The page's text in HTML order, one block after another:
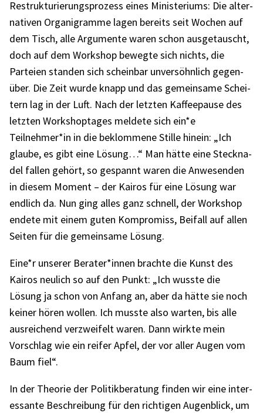
Restruk­tu­rie­rungs­pro­zess eines Minis­te­ri­ums: Die alter­
na­ti­ven Orga­ni­gramme lagen bereits seit Wochen auf
dem Tisch, alle Argu­mente waren schon ausge­tauscht,
doch auf dem Work­shop bewegte sich nichts, die
Parteien stan­den sich schein­bar unver­söhn­lich gegen­
über. Die Zeit wurde knapp und das gemein­same Schei­
tern lag in der Luft. Nach der letz­ten Kaffee­pause des
letz­ten Work­shop­ta­ges meldete sich ein*e
Teilnehmer*in in die beklom­mene Stille hinein: „Ich
glaube, es gibt eine Lösung…“ Man hätte eine Steck­na­
del fallen gehört, so gespannt waren die Anwe­sen­den
in diesem Moment – der Kairos für eine Lösung war
endlich da. Nun ging alles ganz schnell, der Work­shop
endete mit einem guten Kompro­miss, Beifall auf allen
Seiten für die gemein­same Lösung.
Eine*r unse­rer Berater*innen brachte die Kunst des
Kairos neulich so auf den Punkt: „Ich wusste die
Lösung ja schon von Anfang an, aber da hätte sie noch
keiner hören wollen. Ich musste also warten, bis alle
ausrei­chend verzwei­felt waren. Dann wirkte mein
Vorschlag wie ein reifer Apfel, der vor aller Augen vom
Baum fiel“.
In der Theo­rie der Poli­tik­be­ra­tung finden wir eine inter­
es­sante Beschrei­bung für den rich­ti­gen Augen­blick, um